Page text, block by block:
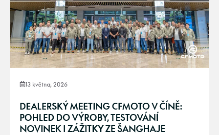
13 května, 2026
DEALERSKÝ MEETING CFMOTO V ČÍNĚ:
POHLED DO VÝROBY, TESTOVÁNÍ
NOVINEK I ZÁŽITKY ZE ŠANGHAJE